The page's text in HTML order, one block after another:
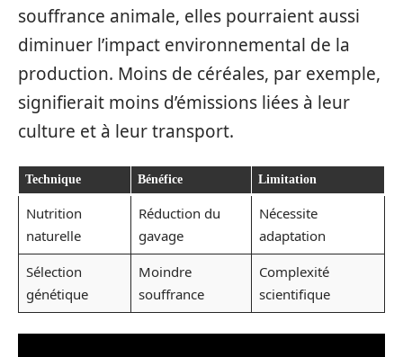
souffrance animale, elles pourraient aussi
diminuer l’impact environnemental de la
production. Moins de céréales, par exemple,
signifierait moins d’émissions liées à leur
culture et à leur transport.
Technique Bénéfice Limitation
Nutrition
naturelle
Réduction du
gavage
Nécessite
adaptation
Sélection
génétique
Moindre
souffrance
Complexité
scientifique